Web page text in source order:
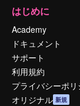
はじめに
Academy
ドキュメント
サポート
利用規約
プライバシーポリ
オリジナル 新規